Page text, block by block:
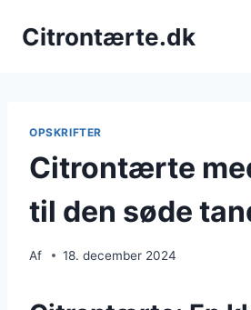
Citrontærte.dk
OPSKRIFTER
Citrontærte
til den søde
Af 18. december 2024